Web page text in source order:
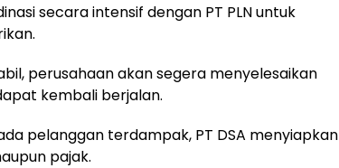
secara intensif dengan PT PLN untuk
perusahaan akan segera menyelesaikan
kembali berjalan.
pelanggan terdampak, PT DSA menyiapkan
pajak.